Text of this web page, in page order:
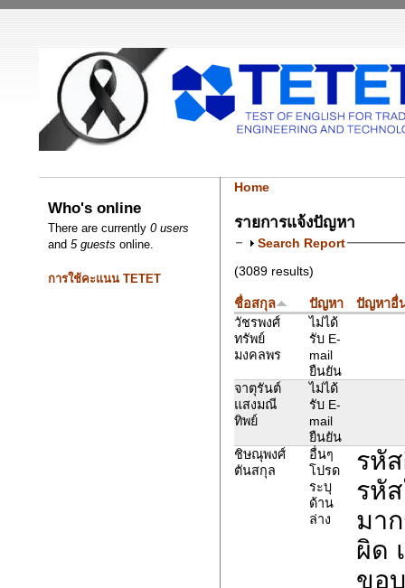
Who's online
There are currently0 users
and5 guests online.
การใช้คะแนน TETET
Home
รายการแจ้งปัญหา
Search Report
(3089 results)
ชื่อสกุล ปัญหา
ปัญหาอื่
วัชรพงศ์
ทรัพย์
มงคลพร
ไม่ได้
รับ E-
mail
ยืนยัน
จาตุรันต์
แสงมณี
ทิพย์
ไม่ได้
รับ E-
mail
ยืนยัน
ชิษณุพงศ์
ตันสกุล
อื่นๆ
โปรด
ระบุ
ด้าน
ล่าง
รหั
รหั
มา
ผิด
ขอ